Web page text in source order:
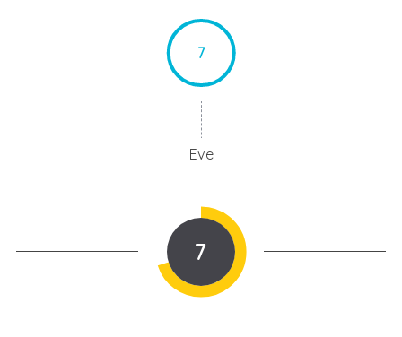
7
Eve
7